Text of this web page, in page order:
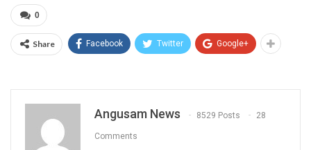
0
Share Facebook Twitter Google+
Angusam News 8529 Posts 28
Comments